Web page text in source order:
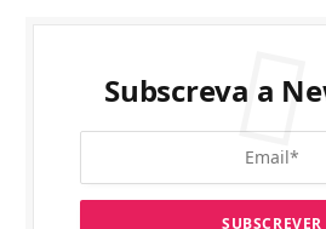
Subscreva a